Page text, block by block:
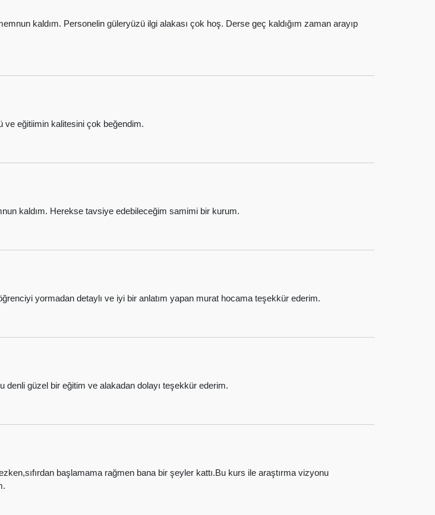
kaldım. Personelin güleryüzü ilgi alakası çok hoş. Derse geç kaldığım zaman arayıp
ve eğitiimin kalitesini çok beğendim.
kaldım. Herekse tavsiye edebileceğim samimi bir kurum.
yormadan detaylı ve iyi bir anlatım yapan murat hocama teşekkür ederim.
denli güzel bir eğitim ve alakadan dolayı teşekkür ederim.
başlamama rağmen bana bir şeyler kattı.Bu kurs ile araştırma vizyonu